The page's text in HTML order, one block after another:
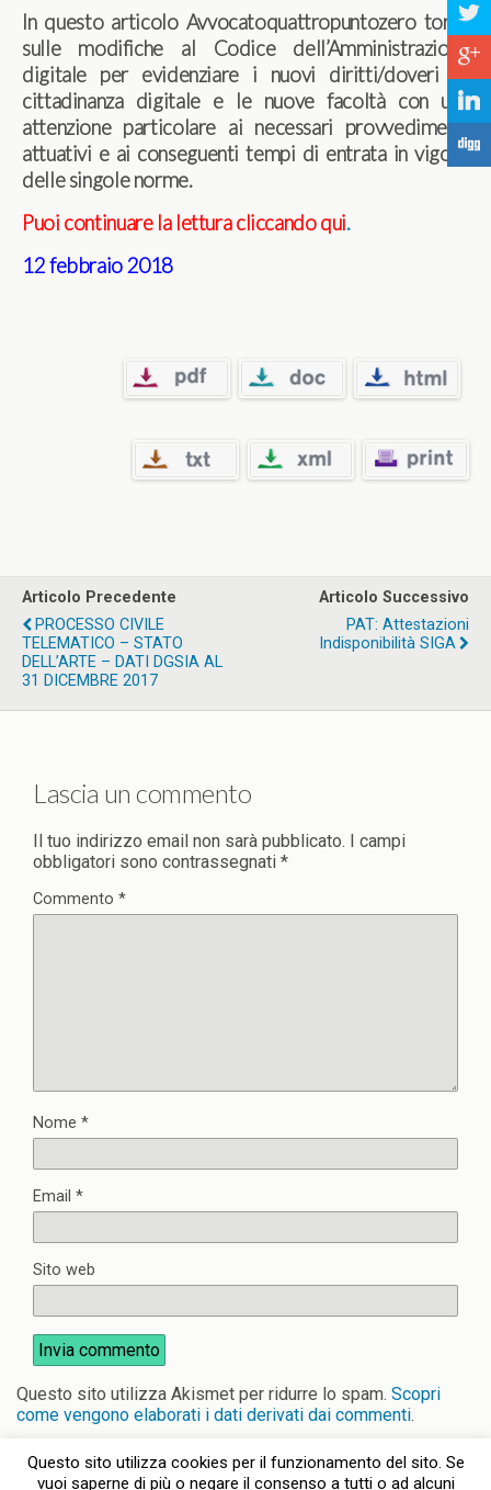
In questo articolo Avvocatoquattropuntozero torna
sulle modifiche al Codice dell’Amministrazione
digitale per evidenziare i nuovi diritti/doveri di
cittadinanza digitale e le nuove facoltà con una
attenzione particolare ai necessari provvedimenti
attuativi e ai conseguenti tempi di entrata in vigore
delle singole norme.
Puoi continuare la lettura cliccando qui.
12 febbraio 2018
Articolo Precedente
PROCESSO CIVILE
TELEMATICO – STATO
DELL’ARTE – DATI DGSIA AL
31 DICEMBRE 2017
Articolo Successivo
PAT: Attestazioni
Indisponibilità SIGA
Lascia un commento
Il tuo indirizzo email non sarà pubblicato.
I campi
obbligatori sono contrassegnati *
Commento *
Nome *
Email *
Sito web
Questo sito utilizza Akismet per ridurre lo spam. Scopri
come vengono elaborati i dati derivati dai commenti.
Questo sito utilizza cookies per il funzionamento del sito. Se
vuoi saperne di più o negare il consenso a tutti o ad alcuni
a
c
j
F